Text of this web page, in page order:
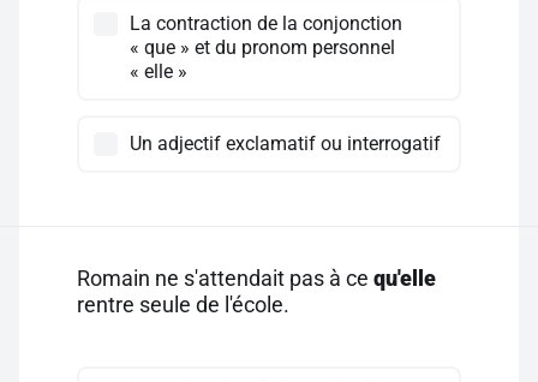
La contraction de la conjonction
« que » et du pronom personnel
« elle »
Un adjectif exclamatif ou interrogatif
Romain ne s'attendait pas à ce qu'elle
rentre seule de l'école.